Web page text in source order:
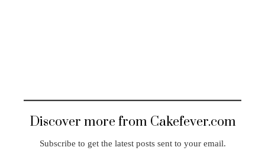
Discover more from Cakefever.com
Subscribe to get the latest posts sent to your email.